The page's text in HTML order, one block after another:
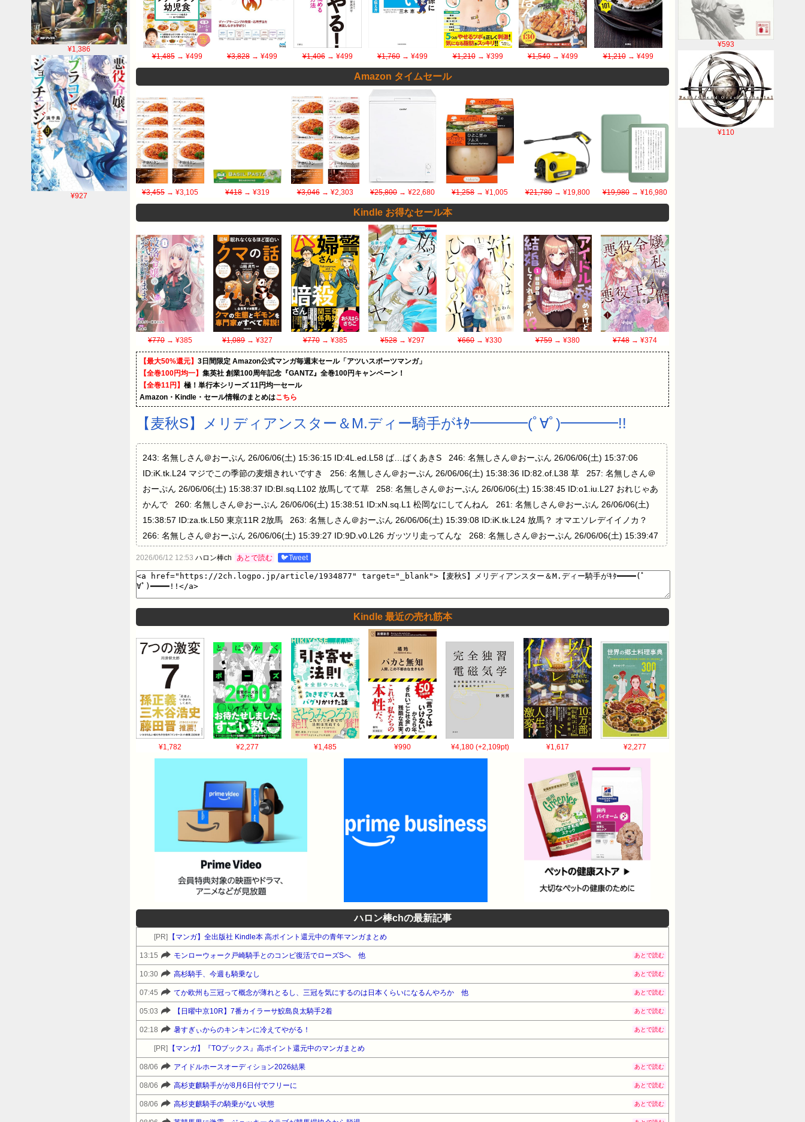
¥593
¥110
¥1,386
¥927
¥1,485→ ¥499 ¥3,828 → ¥499 ¥1,406→ ¥499 ¥1,760 → ¥499 ¥1,210→ ¥399 ¥1,540 → ¥499 ¥1,210→ ¥499
Amazon タイムセール
¥3,455 → ¥3,105 ¥418→ ¥319 ¥3,046→ ¥2,303 ¥25,800→ ¥22,680 ¥1,258→ ¥1,005 ¥21,780→ ¥19,800 ¥19,980→ ¥16,980
Kindle お得なセール本
¥770 → ¥385 ¥1,089→ ¥327 ¥770→ ¥385 ¥528→ ¥297 ¥660→ ¥330 ¥759→ ¥380 ¥748→ ¥374
【最大50%還元】 3日間限定 Amazon公式マンガ毎週末セール「アツいスポーツマンガ」
【全巻100円均一】 集英社 創業100周年記念『GANTZ』全巻100円キャンペーン！
【全巻11円】 極！単行本シリーズ 11円均一セール
Amazon・Kindle・セール情報のまとめはこちら
【麦秋S】メリディアンスター＆M.ディー騎手がｷﾀ━━━━(ﾟ∀ﾟ)━━━━!!
243: 名無しさん＠おーぷん 26/06/06(土) 15:36:15 ID:4L.ed.L58 ば…ばくあきS 246: 名無しさん＠おーぷん 26/06/06(土) 15:37:06
ID:iK.tk.L24 マジでこの季節の麦畑きれいですき 256: 名無しさん＠おーぷん 26/06/06(土) 15:38:36 ID:82.of.L38 草 257: 名無しさん＠
おーぷん 26/06/06(土) 15:38:37 ID:BI.sq.L102 放馬してて草 258: 名無しさん＠おーぷん 26/06/06(土) 15:38:45 ID:o1.iu.L27 おれじゃあ
かんで 260: 名無しさん＠おーぷん 26/06/06(土) 15:38:51 ID:xN.sq.L1 松岡なにしてんねん 261: 名無しさん＠おーぷん 26/06/06(土)
15:38:57 ID:za.tk.L50 東京11R 2放馬 263: 名無しさん＠おーぷん 26/06/06(土) 15:39:08 ID:iK.tk.L24 放馬？ オマエソレデイイノカ？
266: 名無しさん＠おーぷん 26/06/06(土) 15:39:27 ID:9D.v0.L26 ガッツリ走ってんな 268: 名無しさん＠おーぷん 26/06/06(土) 15:39:47
ID:pj.fl.L19 買ってない馬の放馬は「おー元気やなあ」みたいな気持ちで見れる 272: 名無しさん＠おーぷん 26/06/06(土) 15:40:08
りなかったんやね 274: 名無しさん＠おーぷん 26/06/06(土) 15:41:03 ID:xP.5v.L5 おんまさんパカラパカラで草 277: 名無しさん＠おー
ぷん 26/06/06(土) 15:41:12 ID:Fv.yk.L36 放馬して一人で有馬記念走ってたんはビービーガルダンやったっけ 281: 名無しさん＠おーぷん
26/06/06(土) 15:41:47 ID:qx.v0.L9 >>277 (スプリンターズステークス)ステイヤーズステークスや 282: 名無しさん＠おーぷん
26/06/06(土) 15:41:55 ID:cJ.j4.L38 >>277 ヤエノムテキやで😤 278: 名無しさん＠おーぷん 26/06/06(土) 15:41:33 ID:0A.iu.L10 あ、捕ま
っとる 286: 名無しさん＠おーぷん 26/06/06(土) 15:42:14 ID:n3.iu.L45 可及的速やかに除外 288: 名無しさん＠おーぷん 26/06/06(土)
15:42:23 ID:za.tk.L50 2競争除外 295: 名無しさん＠おーぷん 26/06/06(土) 15:42:47 ID:9D.v0.L26 そらそうよ 296: 名無しさん＠おーぷ
ん 26/06/06(土) 15:42:47 ID:xP.5v.L5 そらそうよ ワイの馬券返ってきたわ 297: 名無しさん＠おーぷん 26/06/06(土) 15:43:19
ID:n3.iu.L45 >>296 なんで買ってるんですかね 298: 名無しさん＠おーぷん 26/06/06(土) 15:43:33 ID:pj.fl.L19 そらそうよ 寧ろあれだけ
走って除外しませんなんてあり得るんか 303: 名無しさん＠おーぷん 26/06/06(土) 15:44:08 ID:xP.5v.L5 この頭数なら最低人気もあると
思ってな 323: 名無しさん＠おーぷん 26/06/06(土) 15:46:54 ID:0A.iu.L10 ルメールさん… 324: 名無しさん＠おーぷん 26/06/06(土)
15:46:57 ID:b6.mp.L41 ルメール！？ 325: 名無しさん＠おーぷん 26/06/06(土) 15:46:59 ID:BI.sq.L102 逃げの和生か やばいな 326: 名
無しさん＠おーぷん 26/06/06(土) 15:47:01 ID:1F.sq.L13 和生やる気あるやん 328: 名無しさん＠おーぷん 26/06/06(土) 15:47:02
ID:qx.v0.L9 メイショウツヨキ行きたくなさそうやな 329: 名無しさん＠おーぷん 26/06/06(土) 15:47:13 ID:0D.qh.L24 ルメールさあ
333: 名無しさん＠おーぷん 26/06/06(土) 15:47:44 ID:xN.sq.L1 ルメール😡 335: 名無しさん＠おーぷん 26/06/06(土) 15:47:48
ID:0D.qh.L24 何してんねんマジで 338: 名無しさん＠おーぷん 26/06/06(土) 15:48:05 ID:yf.iu.L26 外やな 339: 名無しさん＠おーぷん
26/06/06(土) 15:48:06 ID:b6.mp.L41 9-12-8 340: 名無しさん＠おーぷん 26/06/06(土) 15:48:12 ID:cJ.j4.L38 レーン負けてるやんけ😡
341: 名無しさん＠おーぷん 26/06/06(土) 15:48:13 ID:pj.fl.L19 ディーレーン 342: 名無しさん＠おーぷん 26/06/06(土) 15:48:20
ID:xN.sq.L1 また丹内きてる 345: 名無しさん＠おーぷん 26/06/06(土) 15:48:29 ID:qx.v0.L9 ディーさんよーやってるのになんでG1乗せ
てくれへんのや 349: 名無しさん＠おーぷん 26/06/06(土) 15:48:50 ID:yf.iu.L26 モズアスコット産駒の母父ゴルアでなんで芝使っててん
コイツ 354: 名無しさん＠おーぷん 26/06/06(土) 15:49:22 ID:Fv.yk.L36 >>349 モズアスコット安田記念馬でゴルアダービー5着馬定期
351: 名無しさん＠おーぷん 26/06/06(土) 15:49:03 ID:iK.tk.L24 はールメール何してんねん 353: 名無しさん＠おーぷん 26/06/06(土)
15:49:08 ID:1F.sq.L13 平場で勝ってる時のルメールはメイン飛ばすで 358: 名無しさん＠おーぷん 26/06/06(土) 15:50:03 ID:xP.5v.L5 8
がおらんわ、これじゃ爆死やんけ? もう二度と競馬やらん、じゃあなお前ら もう顔も合わせることもないやろうな 359: 名無しさん＠お
ーぷん 26/06/06(土) 15:50:11 ID:BI.sq.L102 >>358 おうまた明日な 360: 名無しさん＠おーぷん 26/06/06(土) 15:50:14 ID:KG.qh.L1 ほな
明日 3分で美味しい軸馬が見つかる コース別馬券攻略ガイド2027 posted with AmaQuick at 2026.06.12 競馬王編集部 (著) ‎ ガイドワーク
ス (‎ 2026/8/12) ￥2,300 Amazon.co.jpで詳細を見る 引用元:…
2026/06/12 12:53 ハロン棒ch あとで読む 🐦Tweet
Kindle 最近の売れ筋本
¥1,782 ¥2,277 ¥1,485 ¥990 ¥4,180 (+2,109pt) ¥1,617 ¥2,277
ハロン棒chの最新記事
[PR] 【マンガ】全出版社 Kindle本 高ポイント還元中の青年マンガまとめ
13:15 モンローウォーク戸崎騎手とのコンビ復活でローズSへ 他 あとで読む
10:30 高杉騎手、今週も騎乗なし あとで読む
07:45 てか欧州も三冠って概念が薄れとるし、三冠を気にするのは日本くらいになるんやろか 他 あとで読む
05:03 【日曜中京10R】7番カイラーサ鮫島良太騎手2着 あとで読む
02:18 暑すぎぃからのキンキンに冷えてやがる！ あとで読む
[PR] 【マンガ】『TOブックス』高ポイント還元中のマンガまとめ
08/06 アイドルホースオーディション2026結果 あとで読む
08/06 高杉吏麒騎手がが8月6日付でフリーに あとで読む
08/06 高杉吏麒騎手の騎乗がない状態 あとで読む